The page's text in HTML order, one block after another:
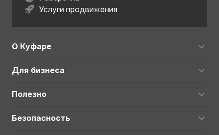
Услуги продвижения
О Куфаре
Для бизнеса
Полезно
Безопасность